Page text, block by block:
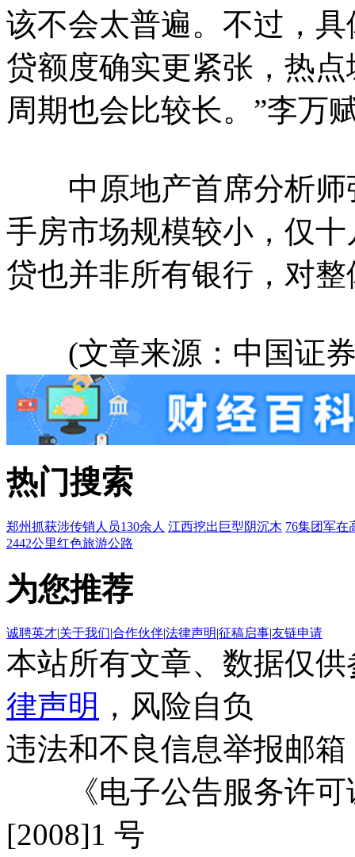
该不会太普遍。不过，
贷额度确实更紧张，热
周期也会比较长。”李万
中原地产首席分析师
手房市场规模较小，仅
贷也并非所有银行，对
(文章来源：中国证
热门搜索
郑州抓获涉传销人员130余人 江西挖出巨型阴沉木 76集团军在
2442公里红色旅游公路
为您推荐
诚聘英才|关于我们|合作伙伴|法律声明|征稿启事|友链申请
本站所有文章、数据仅
律声明 ，风险自负
违法和不良信息举报邮箱
《电子公告服务许可
[2008]1 号